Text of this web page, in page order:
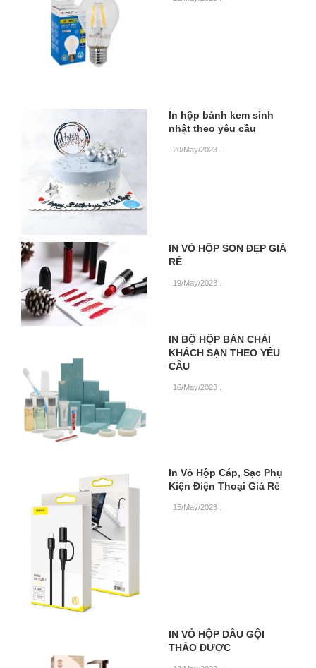
In hộp bánh kem sinh
nhật theo yêu cầu
20/May/2023
IN VỎ HỘP SON ĐẸP GIÁ
RẺ
19/May/2023
IN BỘ HỘP BÀN CHẢI
KHÁCH SẠN THEO YÊU
CẦU
16/May/2023
In Vỏ Hộp Cáp, Sạc Phụ
Kiện Điện Thoại Giá Rẻ
15/May/2023
IN VỎ HỘP DẦU GỘI
THẢO DƯỢC